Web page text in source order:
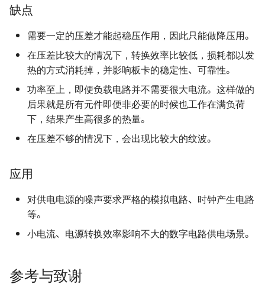
缺点
需要一定的压差才能起稳压作用，因此只能做降压用。
在压差比较大的情况下，转换效率比较低，损耗都以发
热的方式消耗掉，并影响板卡的稳定性、可靠性。
功率至上，即便负载电路并不需要很大电流。这样做的
后果就是所有元件即便非必要的时候也工作在满负荷
下，结果产生高很多的热量。
在压差不够的情况下，会出现比较大的纹波。
应用
对供电电源的噪声要求严格的模拟电路、时钟产生电路
等。
小电流、电源转换效率影响不大的数字电路供电场景。
参考与致谢